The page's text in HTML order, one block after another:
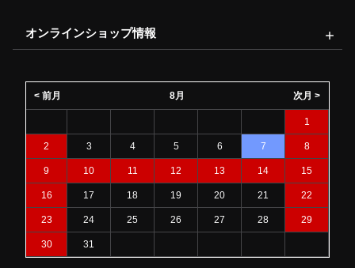
オンラインショップ情報
8月
< 前月 次月 >
1
2 3 4 5 6 7 8
9 10 11 12 13 14 15
16 17 18 19 20 21 22
23 24 25 26 27 28 29
30 31